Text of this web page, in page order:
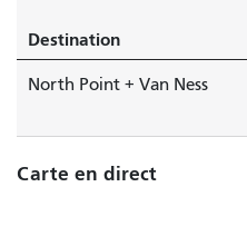
Destination
North Point + Van Ness
Carte en direct